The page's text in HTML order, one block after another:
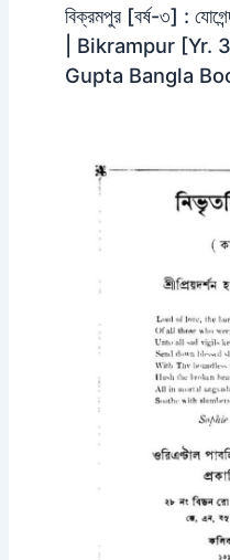
বিক্রমপুর [বর্ষ-৩] :
| Bikrampur [Yr.
Gupta Bangla